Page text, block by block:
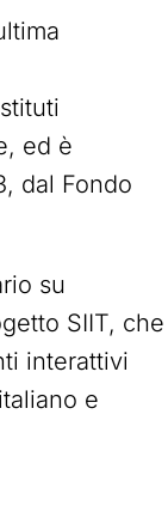
ed è
dal Fondo
su
SIIT, che
interattivi
e